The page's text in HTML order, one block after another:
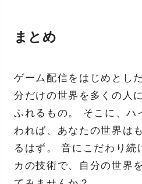
まとめ
ゲーム配信をはじめとし
分だけの世界を多くの人
ふれるもの。 そこに、ハ
われば、あなたの世界は
るはず。 音にこだわり続
カの技術で、自分の世界